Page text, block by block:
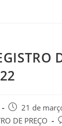
21 de
DE PREÇO